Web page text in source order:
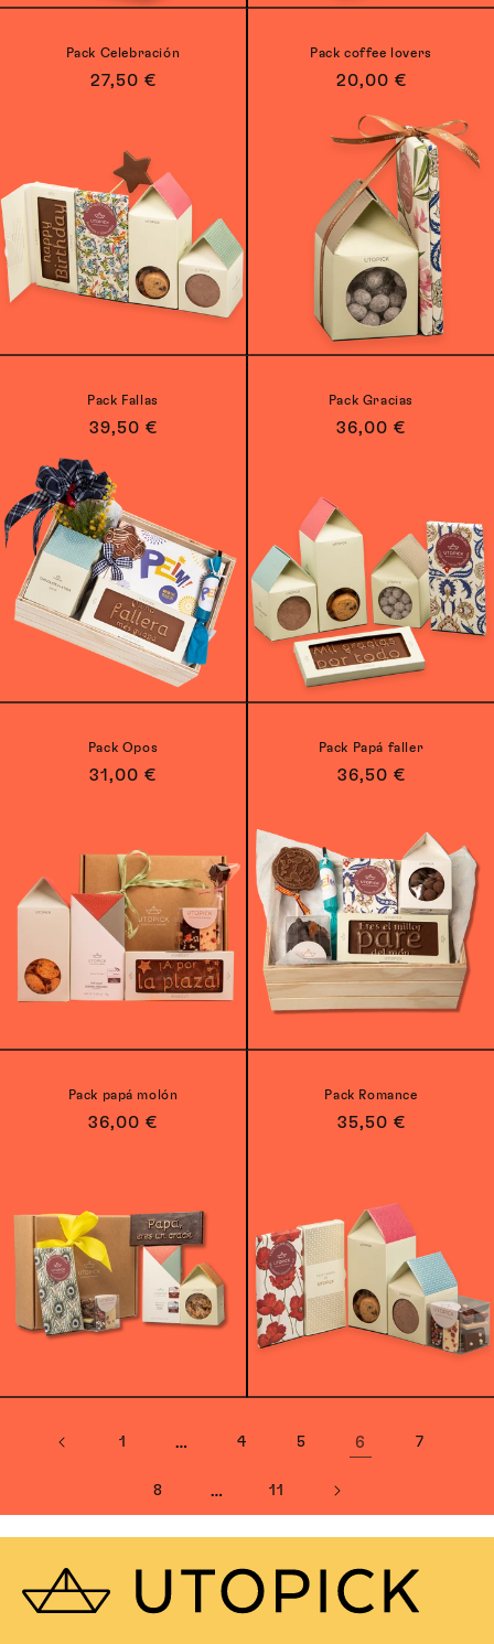
Pack Celebración
Precio
27,50 €
Pack coffee lovers
Precio
20,00 €
Pack Fallas
Precio
39,50 €
Pack Gracias
Precio
36,00 €
Pack Opos
Precio
31,00 €
Pack Papá faller
Precio
36,50 €
Pack papá molón
Precio
36,00 €
Pack Romance
Precio
35,50 €
1 … 4 5 6 7
8 … 11